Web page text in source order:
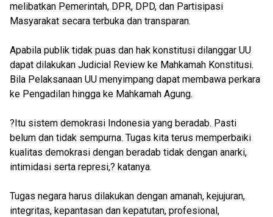
melibatkan Pemerintah, DPR, DPD, dan Partisipasi
Masyarakat secara terbuka dan transparan.
Apabila publik tidak puas dan hak konstitusi dilanggar UU
dapat dilakukan Judicial Review ke Mahkamah Konstitusi.
Bila Pelaksanaan UU menyimpang dapat membawa perkara
ke Pengadilan hingga ke Mahkamah Agung.
?Itu sistem demokrasi Indonesia yang beradab. Pasti
belum dan tidak sempurna. Tugas kita terus memperbaiki
kualitas demokrasi dengan beradab tidak dengan anarki,
intimidasi serta represi,? katanya.
Tugas negara harus dilakukan dengan amanah, kejujuran,
integritas, kepantasan dan kepatutan, profesional,